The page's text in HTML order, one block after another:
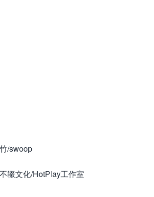
/swoop
辍文化/HotPlay工作室